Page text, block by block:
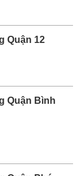
Quận 12
Quận Bình